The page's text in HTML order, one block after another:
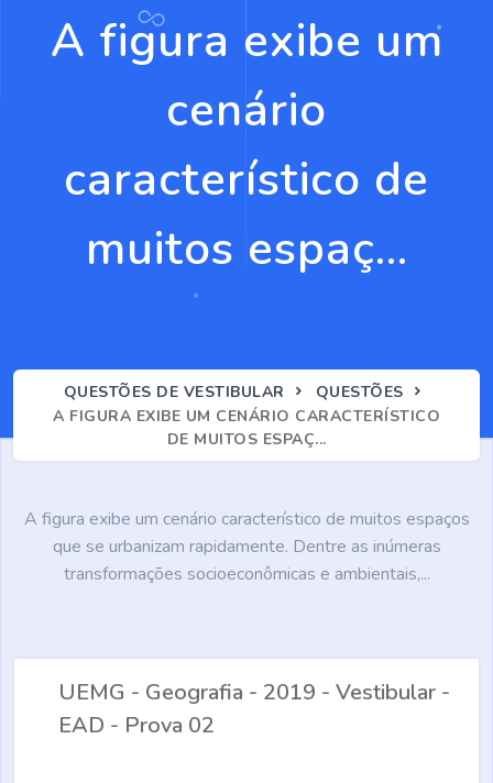
A figura exibe um
cenário
característico de
muitos espaç...
QUESTÕES DE VESTIBULAR
QUESTÕES
A FIGURA EXIBE UM CENÁRIO CARACTERÍSTICO
DE MUITOS ESPAÇ...
A figura exibe um cenário característico de muitos espaços
que se urbanizam rapidamente. Dentre as inúmeras
transformações socioeconômicas e ambientais,...
UEMG - Geografia - 2019 - Vestibular -
EAD - Prova 02